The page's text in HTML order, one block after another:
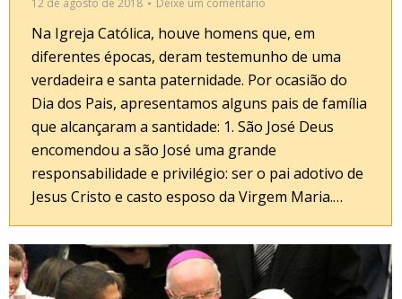
12 de agosto de 2018
Deixe um comentário
Na Igreja Católica, houve homens que, em
diferentes épocas, deram testemunho de uma
verdadeira e santa paternidade. Por ocasião do
Dia dos Pais, apresentamos alguns pais de família
que alcançaram a santidade: 1. São José Deus
encomendou a são José uma grande
responsabilidade e privilégio: ser o pai adotivo de
Jesus Cristo e casto esposo da Virgem Maria.…